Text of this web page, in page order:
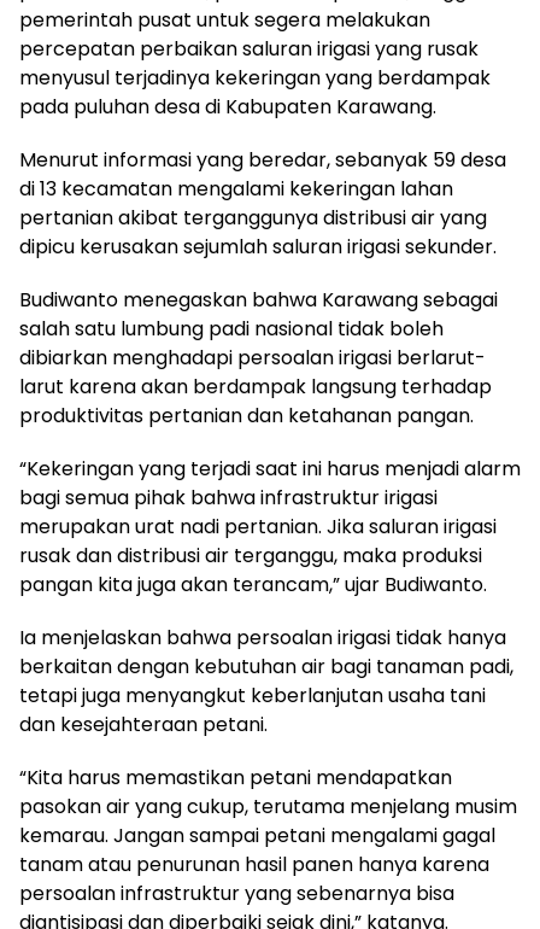
pemerintah pusat untuk segera melakukan
percepatan perbaikan saluran irigasi yang rusak
menyusul terjadinya kekeringan yang berdampak
pada puluhan desa di Kabupaten Karawang.
Menurut informasi yang beredar, sebanyak 59 desa
di 13 kecamatan mengalami kekeringan lahan
pertanian akibat terganggunya distribusi air yang
dipicu kerusakan sejumlah saluran irigasi sekunder.
Budiwanto menegaskan bahwa Karawang sebagai
salah satu lumbung padi nasional tidak boleh
dibiarkan menghadapi persoalan irigasi berlarut-
larut karena akan berdampak langsung terhadap
produktivitas pertanian dan ketahanan pangan.
“Kekeringan yang terjadi saat ini harus menjadi alarm
bagi semua pihak bahwa infrastruktur irigasi
merupakan urat nadi pertanian. Jika saluran irigasi
rusak dan distribusi air terganggu, maka produksi
pangan kita juga akan terancam,” ujar Budiwanto.
Ia menjelaskan bahwa persoalan irigasi tidak hanya
berkaitan dengan kebutuhan air bagi tanaman padi,
tetapi juga menyangkut keberlanjutan usaha tani
dan kesejahteraan petani.
“Kita harus memastikan petani mendapatkan
pasokan air yang cukup, terutama menjelang musim
kemarau. Jangan sampai petani mengalami gagal
tanam atau penurunan hasil panen hanya karena
persoalan infrastruktur yang sebenarnya bisa
diantisipasi dan diperbaiki sejak dini,” katanya.